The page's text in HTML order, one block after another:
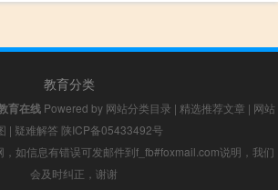
教育分类
育在线 Powered by 网站分类目录 | 精选推荐文章 | 网站
| 疑难解答 陕ICP备05433492号
如信息有错误可发邮件到f_fb#foxmail.com说明，我们
会及时纠正，谢谢